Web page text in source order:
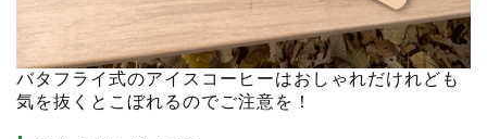
バタフライ式のアイスコーヒーはおしゃれだけれども
気を抜くとこぼれるのでご注意を！